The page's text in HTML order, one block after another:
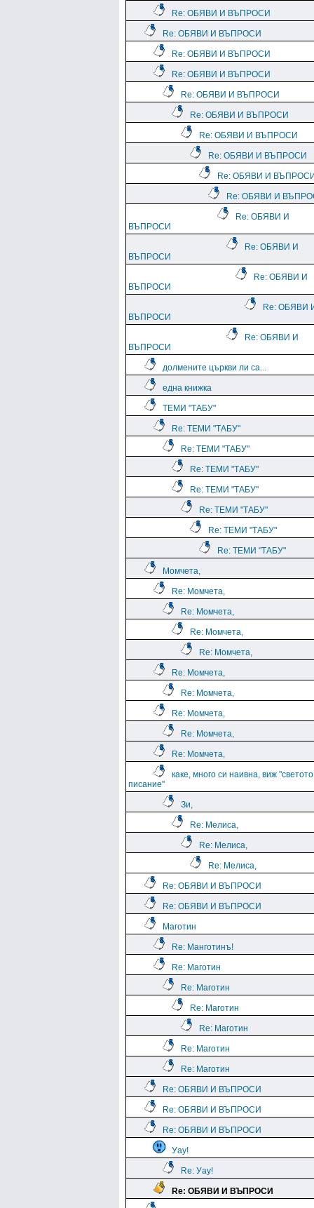
Re: ОБЯВИ И ВЪПРОСИ
Re: ОБЯВИ И ВЪПРОСИ
Re: ОБЯВИ И ВЪПРОСИ
Re: ОБЯВИ И ВЪПРОСИ
Re: ОБЯВИ И ВЪПРОСИ
Re: ОБЯВИ И ВЪПРОСИ
Re: ОБЯВИ И ВЪПРОСИ
Re: ОБЯВИ И ВЪПРОСИ
Re: ОБЯВИ И
Re: ОБЯВИ И
Re: ОБЯВИ И
ВЪПРОСИ
Re: ОБЯВИ И
ВЪПРОСИ
Re: ОБЯВИ И
ВЪПРОСИ
Re: ОБЯВИ
ВЪПРОСИ
Re: ОБЯВИ И
ВЪПРОСИ
долмените църкви ли са...
една книжка
ТЕМИ "ТАБУ"
Re: ТЕМИ "ТАБУ"
Re: ТЕМИ "ТАБУ"
Re: ТЕМИ "ТАБУ"
Re: ТЕМИ "ТАБУ"
Re: ТЕМИ "ТАБУ"
Re: ТЕМИ "ТАБУ"
Re: ТЕМИ "ТАБУ"
Момчета,
Re: Момчета,
Re: Момчета,
Re: Момчета,
Re: Момчета,
Re: Момчета,
Re: Момчета,
Re: Момчета,
Re: Момчета,
Re: Момчета,
каке, много си наивна, виж "светото
писание"
Зи,
Re: Мелиса,
Re: Мелиса,
Re: Мелиса,
Re: ОБЯВИ И ВЪПРОСИ
Re: ОБЯВИ И ВЪПРОСИ
Маготин
Re: Манготинъ!
Re: Маготин
Re: Маготин
Re: Маготин
Re: Маготин
Re: Маготин
Re: Маготин
Re: ОБЯВИ И ВЪПРОСИ
Re: ОБЯВИ И ВЪПРОСИ
Re: ОБЯВИ И ВЪПРОСИ
Уау!
Re: Уау!
Re: ОБЯВИ И ВЪПРОСИ